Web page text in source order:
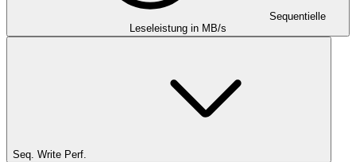
Sequentielle
Leseleistung in MB/s
Seq. Write Perf.